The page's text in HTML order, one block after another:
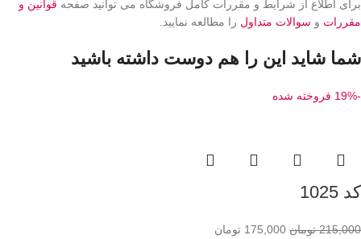
برای اطلاع از شرایط و مقررات کامل فروشگاه می توانید صفحه قوانین و
مقررات و سوالات متداول را مطالعه نمایید.
شما شاید این را هم دوست داشته باشید
-19% فروخته شده
کد 1025
215,000 تومان 175,000 تومان